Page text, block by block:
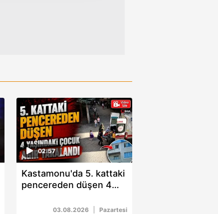
02:57
Kastamonu'da 5. kattaki
pencereden düşen 4
yaralandı03.08.2026 Pazartesi